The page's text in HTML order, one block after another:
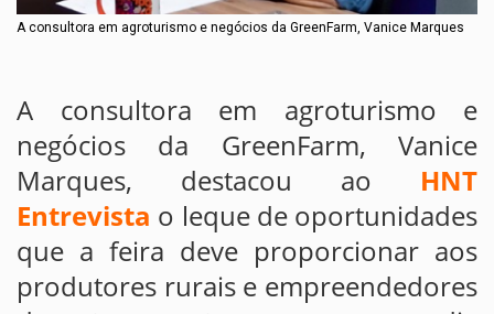
A consultora em agroturismo e negócios da GreenFarm, Vanice Marques
A consultora em agroturismo e
negócios da GreenFarm, Vanice
Marques, destacou ao HNT
Entrevista o leque de oportunidades
que a feira deve proporcionar aos
produtores rurais e empreendedores